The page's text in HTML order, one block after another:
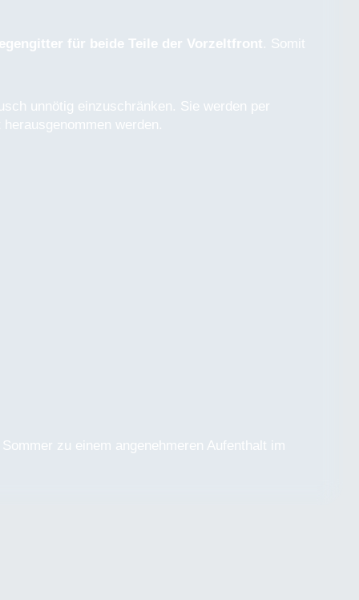
für beide Teile der Vorzeltfront. Somit
unnötig einzuschränken. Sie werden per
werden.
zu einem angenehmeren Aufenthalt im